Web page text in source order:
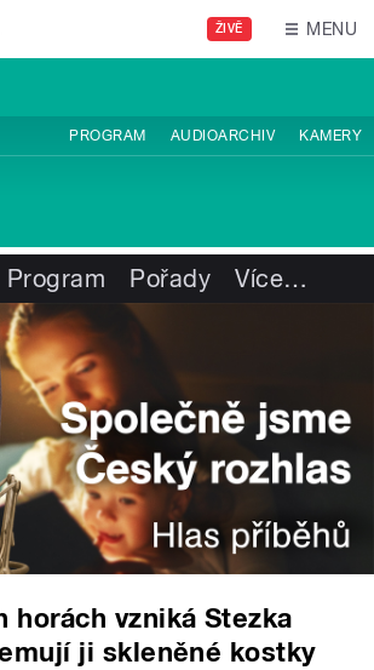
ŽIVĚ MENU
PROGRAM AUDIOARCHIV KAMERY
Program Pořady Více…
horách vzniká Stezka
ji skleněné kostky